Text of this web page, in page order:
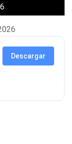
Descargar